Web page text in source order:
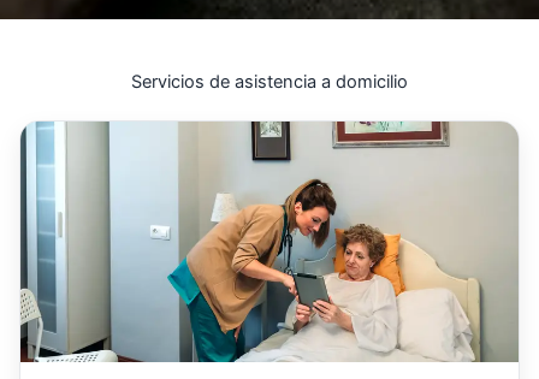
Servicios de asistencia a domicilio